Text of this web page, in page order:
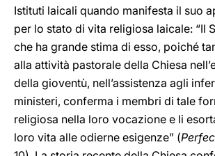
Istituti laicali quando manifesta il suo
per lo stato di vita religiosa laicale: “Il
che ha grande stima di esso, poiché
alla attività pastorale della Chiesa
della gioventù, nell’assistenza agli
ministeri, conferma i membri di tale
religiosa nella loro vocazione e li
loro vita alle odierne esigenze” (